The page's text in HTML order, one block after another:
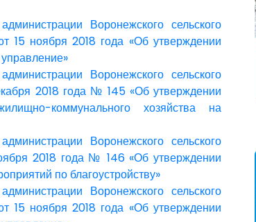
Воронежского сельского
15 ноября 2018 года «Об утверждении
Воронежского сельского
2018 года № 145 «Об утверждении
коммунального хозяйства на
Воронежского сельского
2018 года № 146 «Об утверждении
по благоустройству»
Воронежского сельского
15 ноября 2018 года «Об утверждении